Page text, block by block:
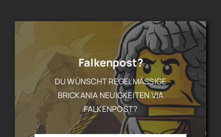
Falkenpost?
DU WÜNSCHT REGELMÄSSIGE B
RICKANIA NEUIGKEITEN VIA F
ALKENPOST?